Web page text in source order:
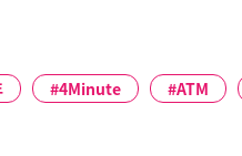
4Minute ATM